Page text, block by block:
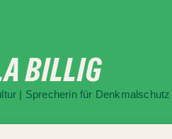
BILLIG
| Sprecherin für